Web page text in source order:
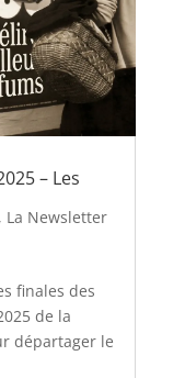
– Les
, La Newsletter
finales des
de la
départager le